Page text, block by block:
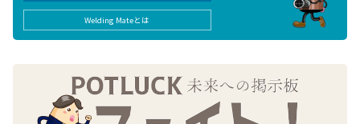
Welding Mateとは